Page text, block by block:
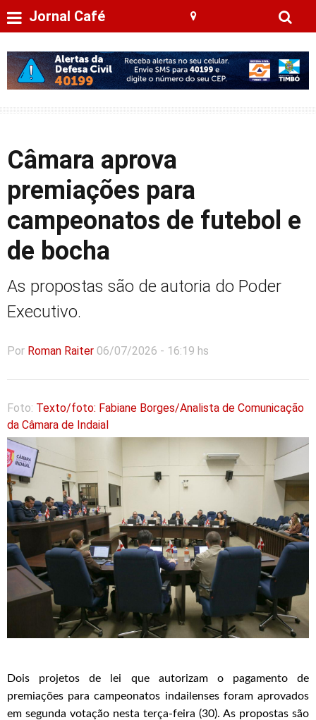
Jornal Café
Câmara aprova
premiações para
campeonatos de futebol e
de bocha
As propostas são de autoria do Poder
Executivo.
Por Roman Raiter 06/07/2026 - 16:19 hs
Foto: Texto/foto: Fabiane Borges/Analista de Comunicação
da Câmara de Indaial
Dois projetos de lei que autorizam o pagamento de
premiações para campeonatos indailenses foram aprovados
em segunda votação nesta terça-feira (30). As propostas são